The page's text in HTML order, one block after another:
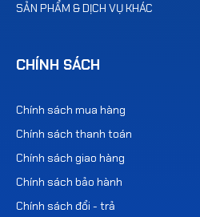
SẢN PHẨM & DỊCH VỤ KHÁC
CHÍNH SÁCH
Chính sách mua hàng
Chính sách thanh toán
Chính sách giao hàng
Chính sách bảo hành
Chính sách đổi - trả